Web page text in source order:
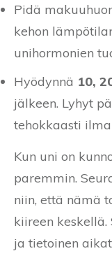
Pidä
kehon
unihormonien
Hyödynnä 10,
jälkeen. Lyhyt
tehokkaasti
Kun uni on
paremmin.
niin, että nämä
kiireen
ja tietoinen